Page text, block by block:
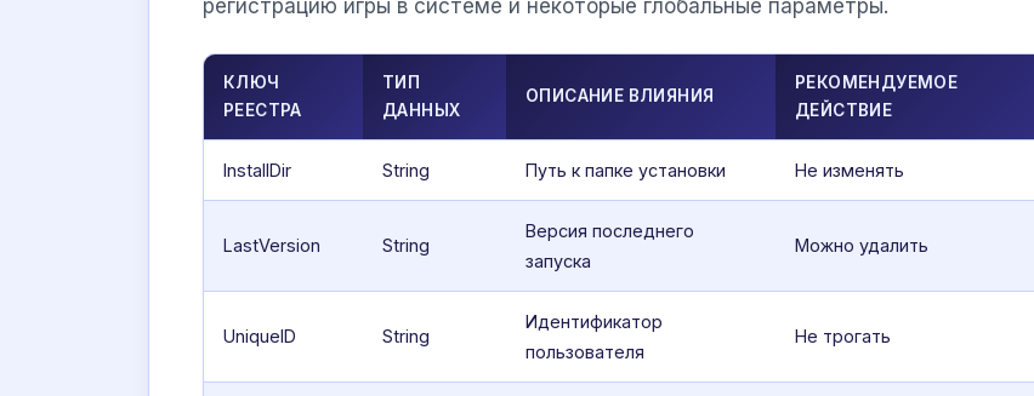
регистрацию игры в системе и некоторые глобальные параметры.
КЛЮЧ
РЕЕСТРА
ТИП
ДАННЫХ
ОПИСАНИЕ ВЛИЯНИЯ
РЕКОМЕНДУЕМОЕ
ДЕЙСТВИЕ
InstallDir String Путь к папке установки Не изменять
LastVersion String
Версия последнего
запуска
Можно удалить
UniqueID String
Идентификатор
пользователя
Не трогать